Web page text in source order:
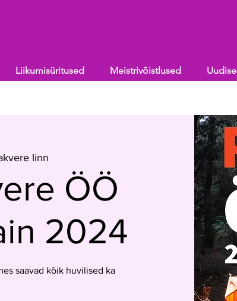
Liikumisüritused Meistrivõistlused
linn
ÖÖ
2024
saavad kõik huvilised ka